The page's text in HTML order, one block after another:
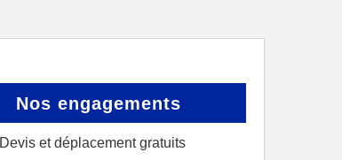
Nos engagements
Devis et déplacement gratuits